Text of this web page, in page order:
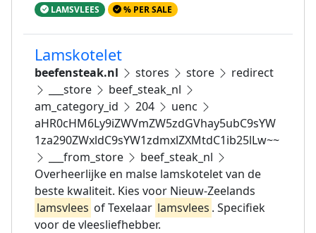
LAMSVLEES % PER SALE
Lamskotelet
beefensteak.nl stores store
redirect
___store
beef_steak_nl
am_category_id
204
uenc
aHR0cHM6Ly9iZWVmZW5zdGVhay5ubC9sYW
1za290ZWxldC9sYW1zdmxlZXMtdC1ib25lLw~~
___from_store
beef_steak_nl
Overheerlijke en malse lamskotelet van de
beste kwaliteit. Kies voor Nieuw-Zeelands
lamsvlees of Texelaar lamsvlees . Specifiek
voor de vleesliefhebber.